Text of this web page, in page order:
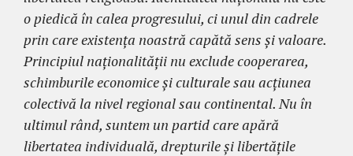
o piedică în calea progresului, ci unul din cadrele
prin care existența noastră capătă sens și valoare.
Principiul naționalității nu exclude cooperarea,
schimburile economice și culturale sau acțiunea
colectivă la nivel regional sau continental. Nu în
ultimul rând, suntem un partid care apără
libertatea individuală, drepturile și libertățile